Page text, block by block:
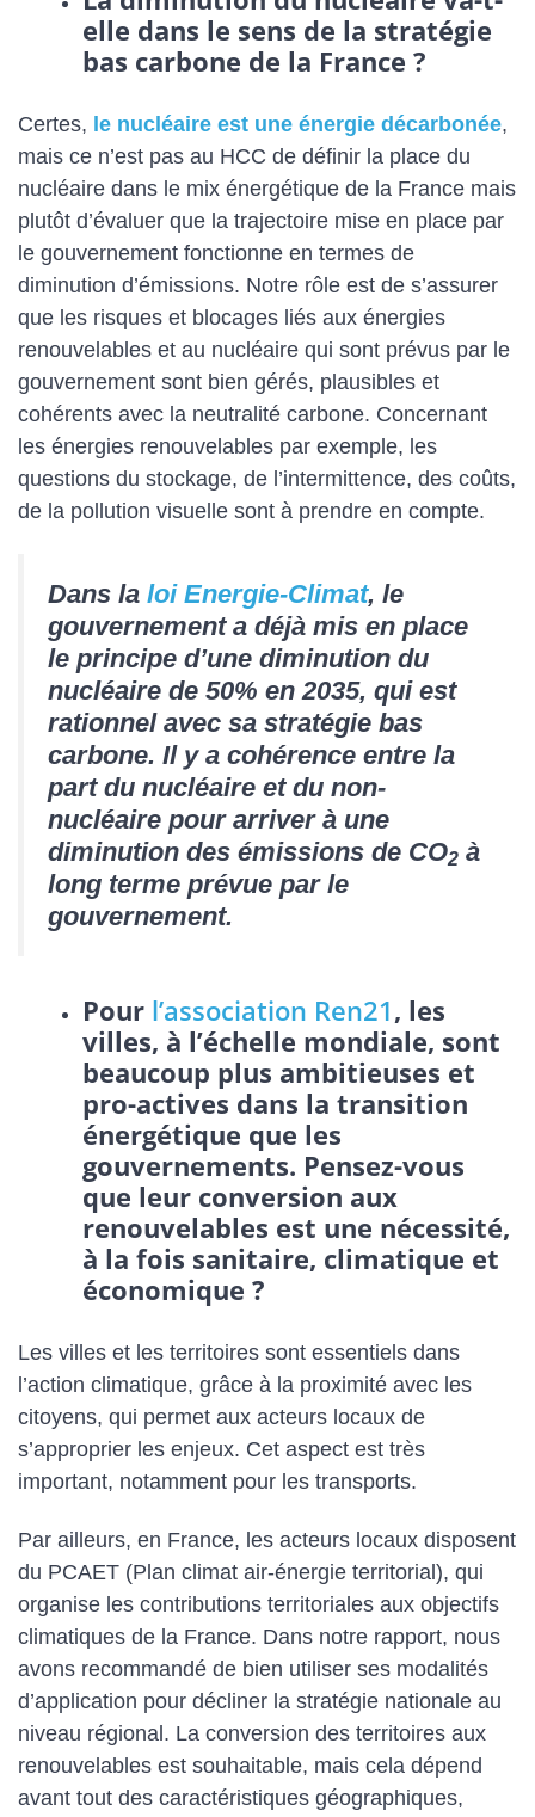
elle dans le sens de la stratégie
bas carbone de la France ?
Certes, le nucléaire est une énergie décarbonée,
mais ce n’est pas au HCC de définir la place du
nucléaire dans le mix énergétique de la France mais
plutôt d’évaluer que la trajectoire mise en place par
le gouvernement fonctionne en termes de
diminution d’émissions. Notre rôle est de s’assurer
que les risques et blocages liés aux énergies
renouvelables et au nucléaire qui sont prévus par le
gouvernement sont bien gérés, plausibles et
cohérents avec la neutralité carbone. Concernant
les énergies renouvelables par exemple, les
questions du stockage, de l’intermittence, des coûts,
de la pollution visuelle sont à prendre en compte.
Dans la loi Energie-Climat, le
gouvernement a déjà mis en place
le principe d’une diminution du
nucléaire de 50% en 2035, qui est
rationnel avec sa stratégie bas
carbone. Il y a cohérence entre la
part du nucléaire et du non-
nucléaire pour arriver à une
diminution des émissions de CO2 à
long terme prévue par le
gouvernement.
Pour l’association Ren21, les
villes, à l’échelle mondiale, sont
beaucoup plus ambitieuses et
pro-actives dans la transition
énergétique que les
gouvernements. Pensez-vous
que leur conversion aux
renouvelables est une nécessité,
à la fois sanitaire, climatique et
économique ?
Les villes et les territoires sont essentiels dans
l’action climatique, grâce à la proximité avec les
citoyens, qui permet aux acteurs locaux de
s’approprier les enjeux. Cet aspect est très
important, notamment pour les transports.
Par ailleurs, en France, les acteurs locaux disposent
du PCAET (Plan climat air-énergie territorial), qui
organise les contributions territoriales aux objectifs
climatiques de la France. Dans notre rapport, nous
avons recommandé de bien utiliser ses modalités
d’application pour décliner la stratégie nationale au
niveau régional. La conversion des territoires aux
renouvelables est souhaitable, mais cela dépend
avant tout des caractéristiques géographiques,